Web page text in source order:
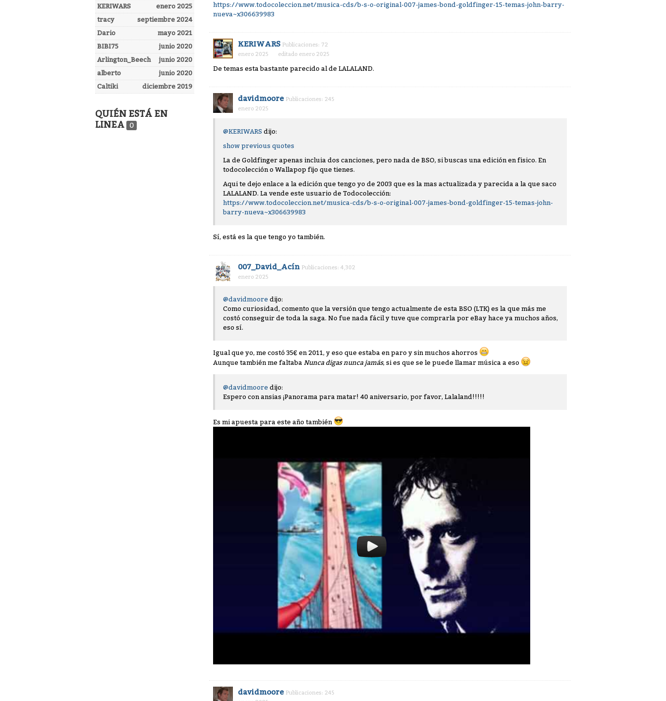
enero 2025
KERIWARS
septiembre 2024
tracy
mayo 2021
Dario
junio 2020
BIBI75
junio 2020
Arlington_Beech
junio 2020
alberto
diciembre 2019
Caltiki
QUIÉN ESTÁ EN
LINEA
0
https://www.todocoleccion.net/musica-cds/b-s-o-original-007-james-bond-goldfinger-15-temas-john-barry-
nueva~x306639983
KERIWARS Publicaciones: 72
enero 2025
editado enero 2025
De temas esta bastante parecido al de LALALAND.
davidmoore Publicaciones: 245
enero 2025
@KERIWARS dijo:
show previous quotes
La de Goldfinger apenas incluia dos canciones, pero nada de BSO, si buscas una edición en fisico. En
todocolección o Wallapop fijo que tienes.
Aqui te dejo enlace a la edición que tengo yo de 2003 que es la mas actualizada y parecida a la que saco
LALALAND. La vende este usuario de Todocolección:
https://www.todocoleccion.net/musica-cds/b-s-o-original-007-james-bond-goldfinger-15-temas-john-
barry-nueva~x306639983
Sí, está es la que tengo yo también.
007_David_Acín Publicaciones: 4,302
enero 2025
@davidmoore dijo:
Como curiosidad, comento que la versión que tengo actualmente de esta BSO (LTK) es la que más me
costó conseguir de toda la saga. No fue nada fácil y tuve que comprarla por eBay hace ya muchos años,
eso sí.
Igual que yo, me costó 35€ en 2011, y eso que estaba en paro y sin muchos ahorros
Aunque también me faltaba Nunca digas nunca jamás, si es que se le puede llamar música a eso
@davidmoore dijo:
Espero con ansias ¡Panorama para matar! 40 aniversario, por favor, Lalaland!!!!!
Es mi apuesta para este año también
davidmoore Publicaciones: 245